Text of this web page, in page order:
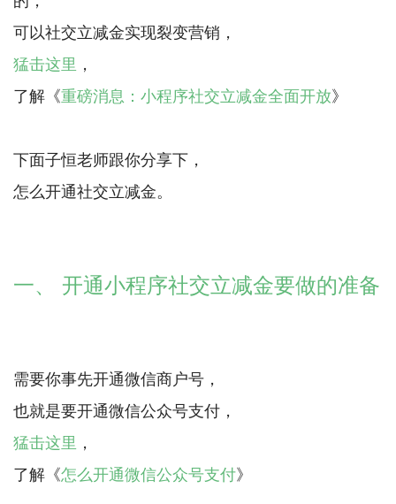
猛击这里 ，
了解《重磅消息：小程序社交立减金全面开放》
下面子恒老师跟你分享下，
怎么开通社交立减金。
一、 开通小程序社交立减金要做的准备
需要你事先开通微信商户号，
猛击这里 ，
了解《怎么开通微信公众号支付》